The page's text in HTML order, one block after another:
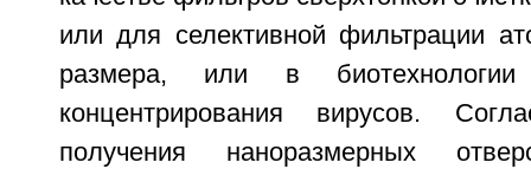
или для селективной фильтрации
размера, или в
концентрирования вирусов.
получения наноразмерных